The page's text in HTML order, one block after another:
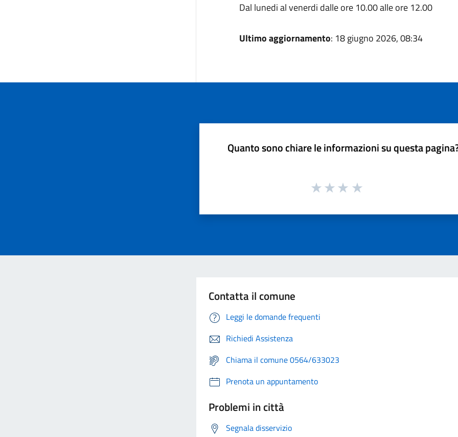
Dal lunedi al venerdi dalle ore 10.00 alle ore 12.00
Ultimo aggiornamento: 18 giugno 2026, 08:34
Quanto sono chiare le informazioni su questa
Contatta il comune
Leggi le domande frequenti
Richiedi Assistenza
Chiama il comune 0564/633023
Prenota un appuntamento
Problemi in città
Segnala disservizio